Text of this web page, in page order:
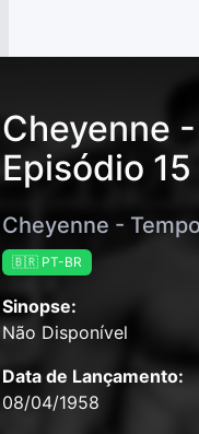
Cheyenne -
Episódio 15
Cheyenne -
🇧🇷 PT-BR
Sinopse:
Não Disponível
Data de Lançamento:
08/04/1958